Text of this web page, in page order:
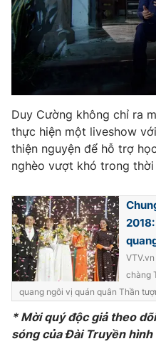
Duy Cường không chỉ ra
thực hiện một liveshow
thiện nguyện để hỗ trợ
nghèo vượt khó trong
chàng
quang ngôi vị quán quân Thần
* Mời quý độc giả theo
sóng của Đài Truyền